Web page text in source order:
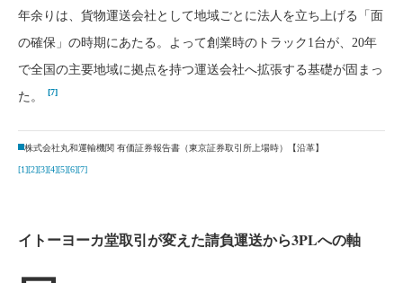
年余りは、貨物運送会社として地域ごとに法人を立ち上げる「面
の確保」の時期にあたる。よって創業時のトラック1台が、20年
で全国の主要地域に拠点を持つ運送会社へ拡張する基礎が固まっ
た。
[7]
株式会社丸和運輸機関 有価証券報告書（東京証券取引所上場時）【沿革】
[1][2][3][4][5][6][7]
イトーヨーカ堂取引が変えた請負運送から3PLへの軸